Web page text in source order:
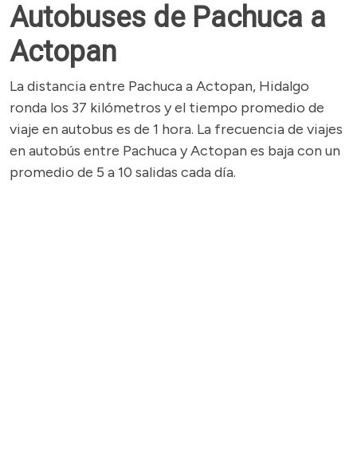
Autobuses de Pachuca a
Actopan
La distancia entre Pachuca a Actopan, Hidalgo
ronda los 37 kilómetros y el tiempo promedio de
viaje en autobus es de 1 hora. La frecuencia de viajes
en autobús entre Pachuca y Actopan es baja con un
promedio de 5 a 10 salidas cada día.